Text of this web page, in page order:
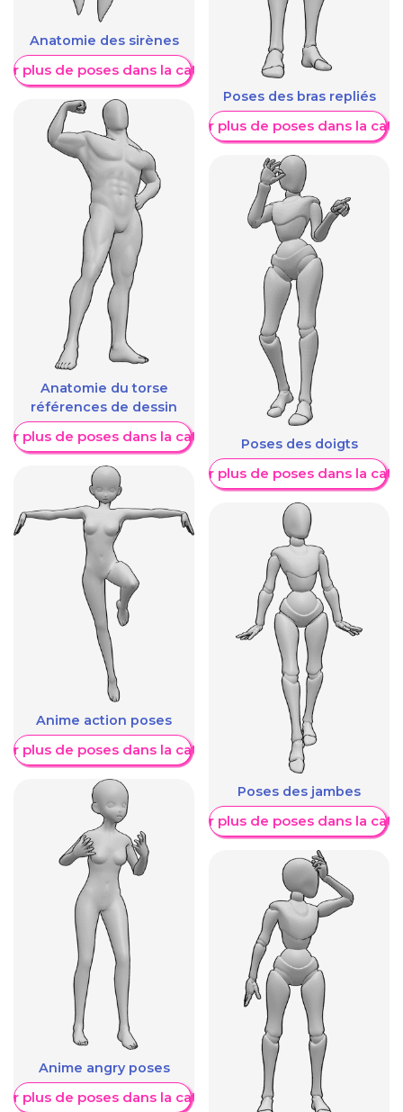
Anatomie des sirènes
plus de poses dans la catégorie
Anatomie du torse
références de dessin
plus de poses dans la catégorie
Anime action poses
plus de poses dans la catégorie
Anime angry poses
plus de poses dans la catégorie
Poses des bras repliés
Afficher plus de poses dans la
Poses des doigts
Afficher plus de poses dans la
Poses des jambes
Afficher plus de poses dans la